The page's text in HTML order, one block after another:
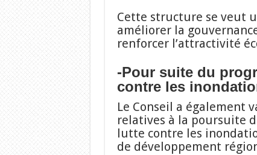
Cette structure se veut
améliorer la
renforcer l’attractivité
-Pour suite du
contre les
Le Conseil a également
relatives à la poursuite
lutte contre les
de développement